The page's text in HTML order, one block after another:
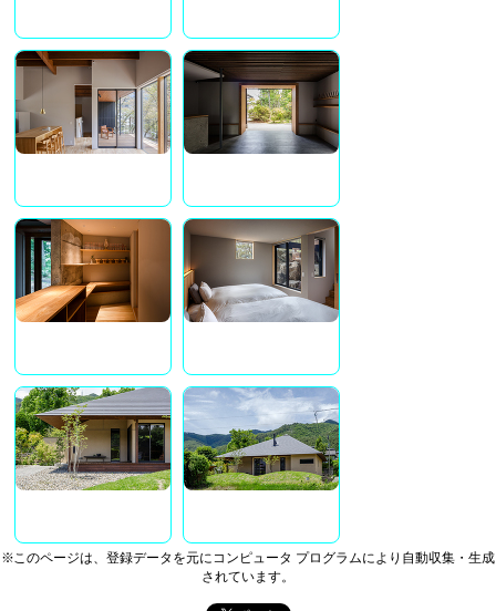
※このページは、登録データを元にコンピュータ プログラムにより自動収集・生成
されています。